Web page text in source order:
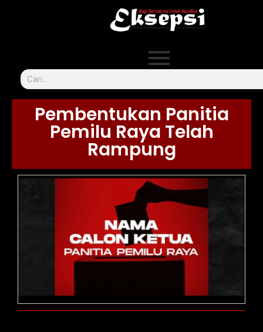
Pembentukan Panitia
Pemilu Raya Telah
Rampung